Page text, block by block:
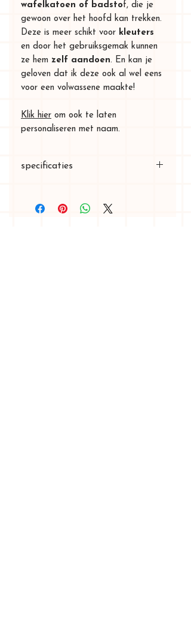
wafelkatoen of badstof, die je
gewoon over het hoofd kan trekken.
Deze is meer schikt voor kleuters
en door het gebruiksgemak kunnen
ze hem zelf aandoen. En kan je
geloven dat ik deze ook al wel eens
voor een volwassene maakte!
Klik hier om ook te laten
personaliseren met naam.
specificaties
grote bavet: doorsnede 50 cm